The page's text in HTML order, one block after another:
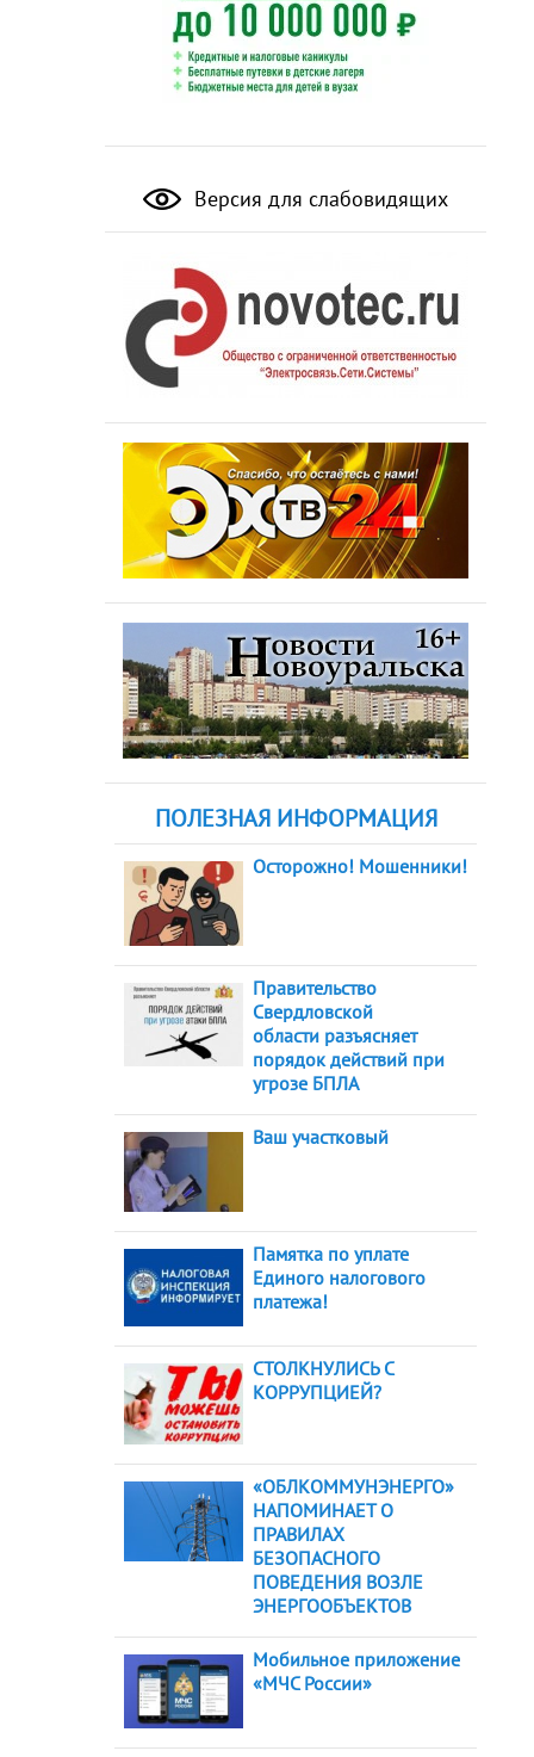
Версия для слабовидящих
ПОЛЕЗНАЯ ИНФОРМАЦИЯ
Осторожно! Мошенники!
Правительство
Свердловской
области разъясняет
порядок действий при
угрозе БПЛА
Ваш участковый
Памятка по уплате
Единого налогового
платежа!
СТОЛКНУЛИСЬ С
КОРРУПЦИЕЙ?
«ОБЛКОММУНЭНЕРГО»
НАПОМИНАЕТ О
ПРАВИЛАХ
БЕЗОПАСНОГО
ПОВЕДЕНИЯ ВОЗЛЕ
ЭНЕРГООБЪЕКТОВ
Мобильное приложение
«МЧС России»